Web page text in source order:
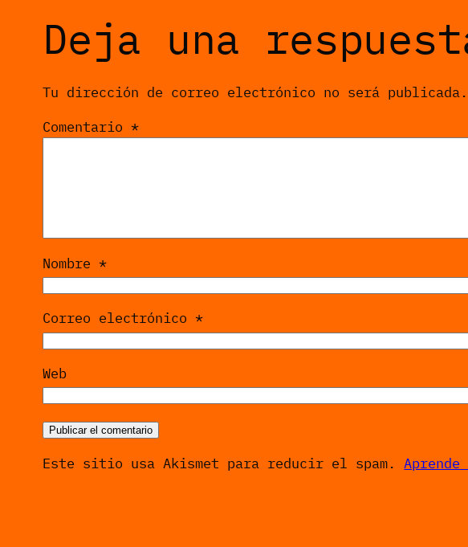
Deja una
Tu dirección de correo electrónico no será publicada.
Comentario*
Nombre*
Correo electrónico*
Web
Este sitio usa Akismet para reducir el spam.